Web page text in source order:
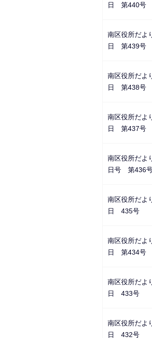
日 第440号
南区役所だ
日 第439号
南区役所だ
日 第438号
南区役所だ
日 第437号
南区役所だよ
日号 第436
南区役所だ
日 435号
南区役所だ
日 第434号
南区役所だ
日 433号
南区役所だ
日 432号